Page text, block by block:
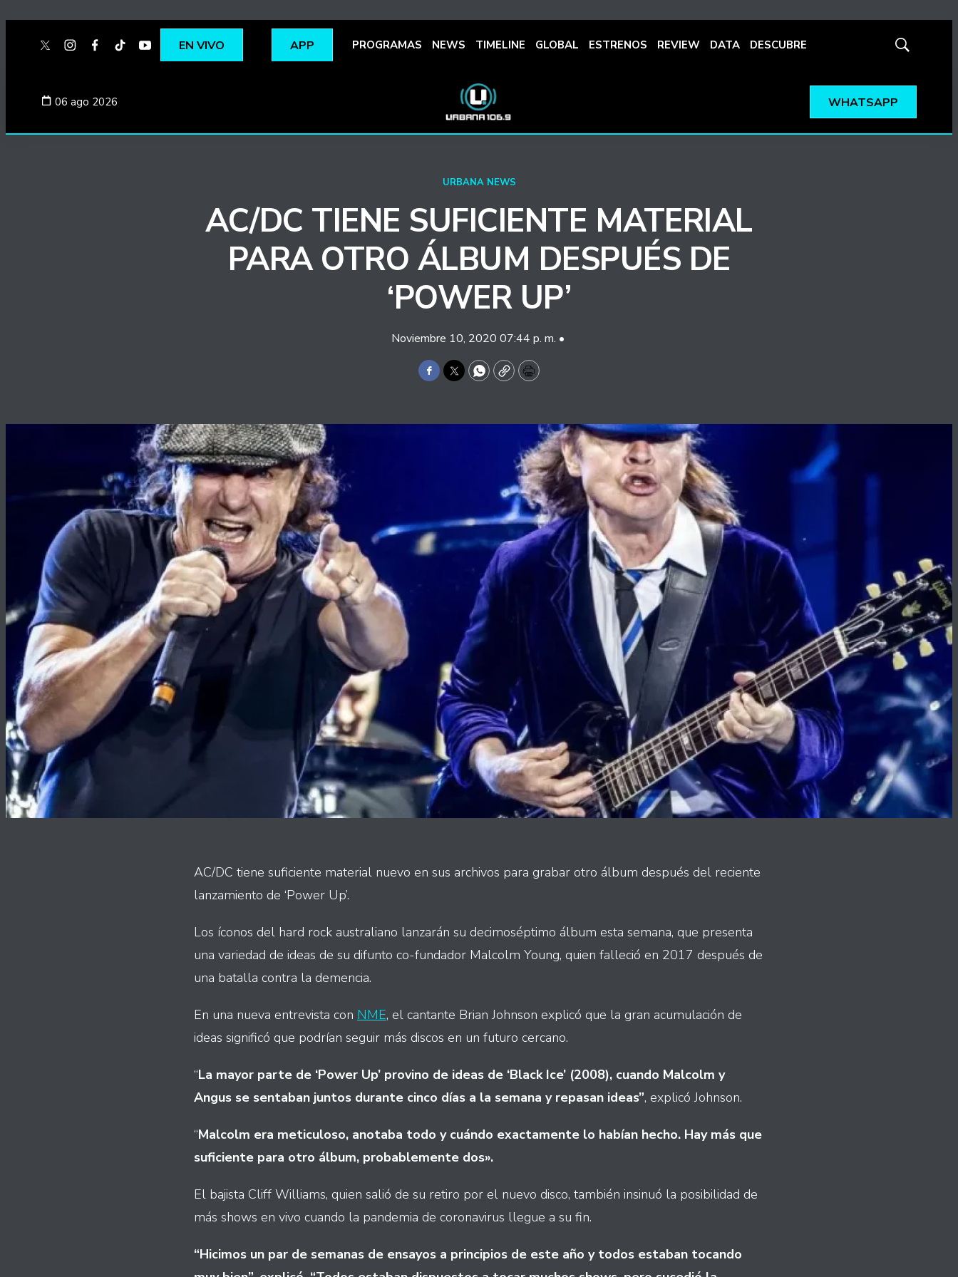
twitterinstagram
facebook
tiktokyoutubespotify
EN VIVO APP PROGRAMAS NEWS TIMELINE GLOBAL ESTRENOS REVIEW DATA DESCUBRE
Mostrar
06 ago 2026 WHATSAPP
URBANA NEWS
AC/DC TIENE SUFICIENTE MATERIAL
PARA OTRO ÁLBUM DESPUÉS DE
‘POWER UP’
Noviembre 10, 2020 07:44 p. m. •
Facebook
TwitterWhatsApp
CopyPrint
AC/DC tiene suficiente material nuevo en sus archivos para grabar otro álbum después del reciente
lanzamiento de ‘Power Up’.
Los íconos del hard rock australiano lanzarán su decimoséptimo álbum esta semana, que presenta
una variedad de ideas de su difunto co-fundador Malcolm Young, quien falleció en 2017 después de
una batalla contra la demencia.
En una nueva entrevista con NME, el cantante Brian Johnson explicó que la gran acumulación de
ideas significó que podrían seguir más discos en un futuro cercano.
“La mayor parte de ‘Power Up’ provino de ideas de ‘Black Ice’ (2008), cuando Malcolm y
Angus se sentaban juntos durante cinco días a la semana y repasan ideas”, explicó Johnson.
“Malcolm era meticuloso, anotaba todo y cuándo exactamente lo habían hecho. Hay más que
suficiente para otro álbum, probablemente dos».
El bajista Cliff Williams, quien salió de su retiro por el nuevo disco, también insinuó la posibilidad de
más shows en vivo cuando la pandemia de coronavirus llegue a su fin.
“Hicimos un par de semanas de ensayos a principios de este año y todos estaban tocando